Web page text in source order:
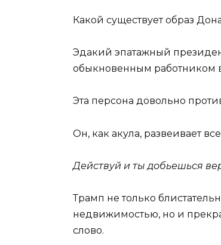
Какой существует образ
Эдакий эпатажный
обыкновенным работником
Эта персона довольно
Он, как акула, развеивает
Действуй и ты добьешься
Трамп не только
недвижимостью, но и
слово.